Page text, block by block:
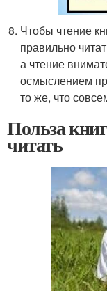
Чтобы чтение
правильно
а чтение
осмыслением
то же, что
Польза
читать